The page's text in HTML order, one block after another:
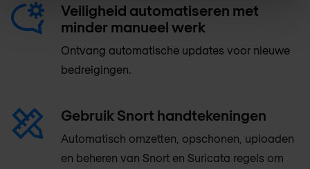
Veiligheid automatiseren met
minder manueel werk
Ontvang automatische updates voor nieuwe
bedreigingen.
Gebruik Snort handtekeningen
Automatisch omzetten, opschonen, uploaden
en beheren van Snort en Suricata regels om